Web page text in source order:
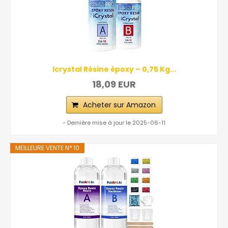
Icrystal Résine èpoxy – 0,75 Kg...
18,09 EUR
Acheter sur Amazon
- Dernière mise à jour le 2025-06-11
MEILLEURE VENTE N° 10